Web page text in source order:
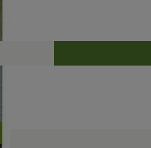
Rezepte
Rezepte gefunden.